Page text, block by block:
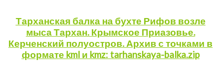
Тарханская балка на бухте Рифов возле
мыса Тархан. Крымское Приазовье.
Керченский полуостров. Архив с точками в
формате kml и kmz: tarhanskaya-balka.zip